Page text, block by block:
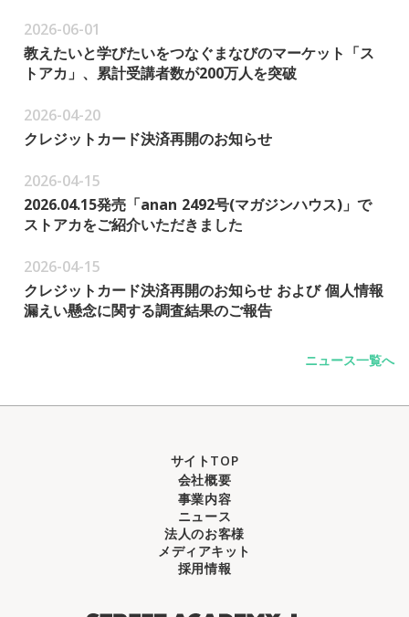
2026-06-01
教えたいと学びたいをつなぐまなびのマーケット「ス
トアカ」、累計受講者数が200万人を突破
2026-04-20
クレジットカード決済再開のお知らせ
2026-04-15
2026.04.15発売「anan 2492号(マガジンハウス)」で
ストアカをご紹介いただきました
2026-04-15
クレジットカード決済再開のお知らせ および 個人情報
漏えい懸念に関する調査結果のご報告
ニュース一覧へ
サイトTOP
会社概要
事業内容
ニュース
法人のお客様
メディアキット
採用情報